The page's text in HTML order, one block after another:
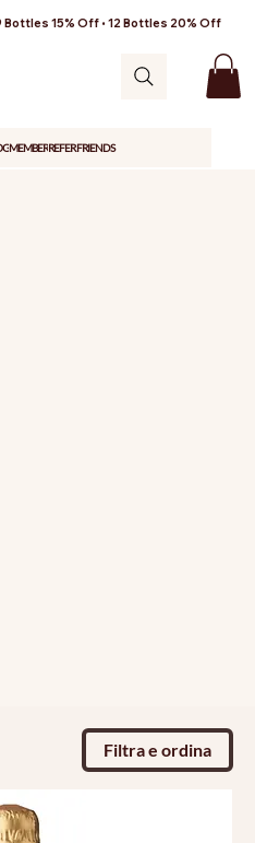
Bottles 15% Off • 12 Bottles 20% Off
MEMBERREFER FRIENDS
Filtra e ordina